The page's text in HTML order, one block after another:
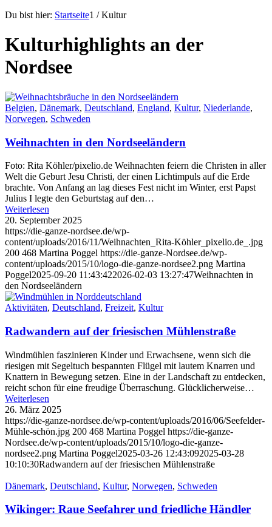
Du bist hier: Startseite1 / Kultur
Kulturhighlights an der
Nordsee
Belgien, Dänemark, Deutschland, England, Kultur, Niederlande,
Norwegen, Schweden
Weihnachten in den Nordseeländern
Foto: Rita Köhler/pixelio.de Weihnachten feiern die Christen in aller
Welt die Geburt Jesu Christi, der einen Lichtimpuls auf die Erde
brachte. Von Anfang an lag dieses Fest nicht im Winter, erst Papst
Julius I legte den Geburtstag auf den…
Weiterlesen
20. September 2025
https://die-ganze-nordsee.de/wp-
content/uploads/2016/11/Weihnachten_Rita-Köhler_pixelio.de_.jpg
200 468 Martina Poggel https://die-ganze-Nordsee.de/wp-
content/uploads/2015/10/logo-die-ganze-nordsee2.png Martina
Poggel2025-09-20 11:43:422026-02-03 13:27:47Weihnachten in
den Nordseeländern
Aktivitäten, Deutschland, Freizeit, Kultur
Radwandern auf der friesischen Mühlenstraße
Windmühlen faszinieren Kinder und Erwachsene, wenn sich die
riesigen mit Segeltuch bespannten Flügel mit lautem Knarren und
Knattern in Bewegung setzen. Eine in der Landschaft zu entdecken,
reicht schon für eine freudige Überraschung. Glücklicherweise…
Weiterlesen
26. März 2025
https://die-ganze-nordsee.de/wp-content/uploads/2016/06/Seefelder-
Mühle-schön.jpg 200 468 Martina Poggel https://die-ganze-
Nordsee.de/wp-content/uploads/2015/10/logo-die-ganze-
nordsee2.png Martina Poggel2025-03-26 12:43:092025-03-28
10:10:30Radwandern auf der friesischen Mühlenstraße
Dänemark, Deutschland, Kultur, Norwegen, Schweden
Wikinger: Raue Seefahrer und friedliche Händler